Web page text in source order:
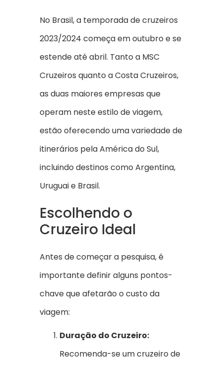
No Brasil, a temporada de cruzeiros
2023/2024 começa em outubro e se
estende até abril. Tanto a MSC
Cruzeiros quanto a Costa Cruzeiros,
as duas maiores empresas que
operam neste estilo de viagem,
estão oferecendo uma variedade de
itinerários pela América do Sul,
incluindo destinos como Argentina,
Uruguai e Brasil.
Escolhendo o
Cruzeiro Ideal
Antes de começar a pesquisa, é
importante definir alguns pontos-
chave que afetarão o custo da
viagem:
Duração do Cruzeiro:
Recomenda-se um cruzeiro de